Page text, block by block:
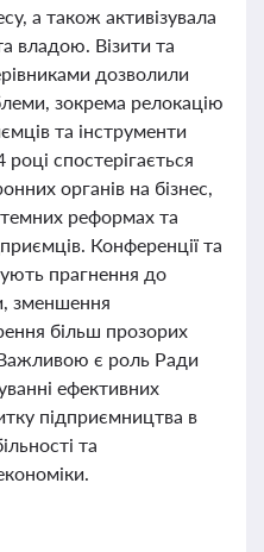
а також активізувала
владою. Візити та
дозволили
зокрема релокацію
та інструменти
спостерігається
органів на бізнес,
реформах та
Конференції та
прагнення до
зменшення
більш прозорих
є роль Ради
ефективних
підприємництва в
та